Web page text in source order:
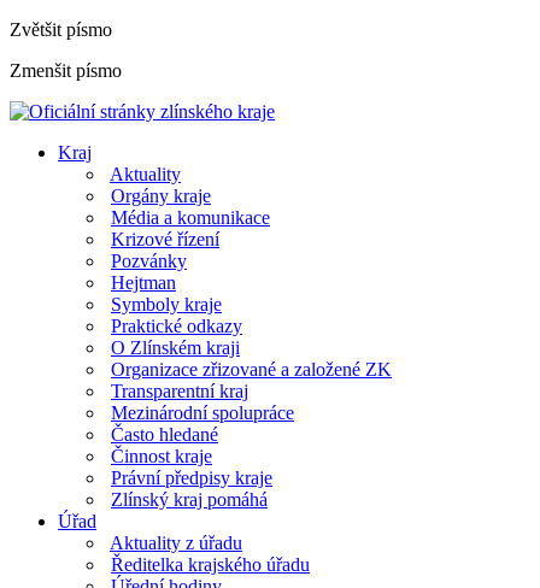
Zvětšit písmo
Zmenšit písmo
Kraj
Aktuality
Orgány kraje
Média a komunikace
Krizové řízení
Pozvánky
Hejtman
Symboly kraje
Praktické odkazy
O Zlínském kraji
Organizace zřizované a založené ZK
Transparentní kraj
Mezinárodní spolupráce
Často hledané
Činnost kraje
Právní předpisy kraje
Zlínský kraj pomáhá
Úřad
Aktuality z úřadu
Ředitelka krajského úřadu